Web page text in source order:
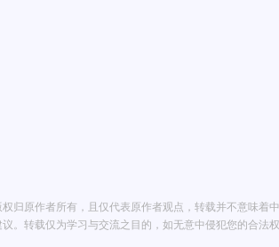
归原作者所有，且仅代表原作者观点，转载并不意味
。转载仅为学习与交流之目的，如无意中侵犯您的合法